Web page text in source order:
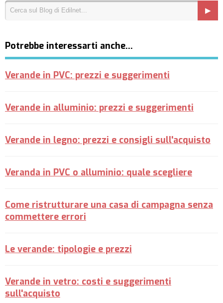
Potrebbe interessarti anche…
Verande in PVC: prezzi e suggerimenti
Verande in alluminio: prezzi e suggerimenti
Verande in legno: prezzi e consigli sull'acquisto
Veranda in PVC o alluminio: quale scegliere
Come ristrutturare una casa di campagna senza
commettere errori
Le verande: tipologie e prezzi
Verande in vetro: costi e suggerimenti
sull'acquisto